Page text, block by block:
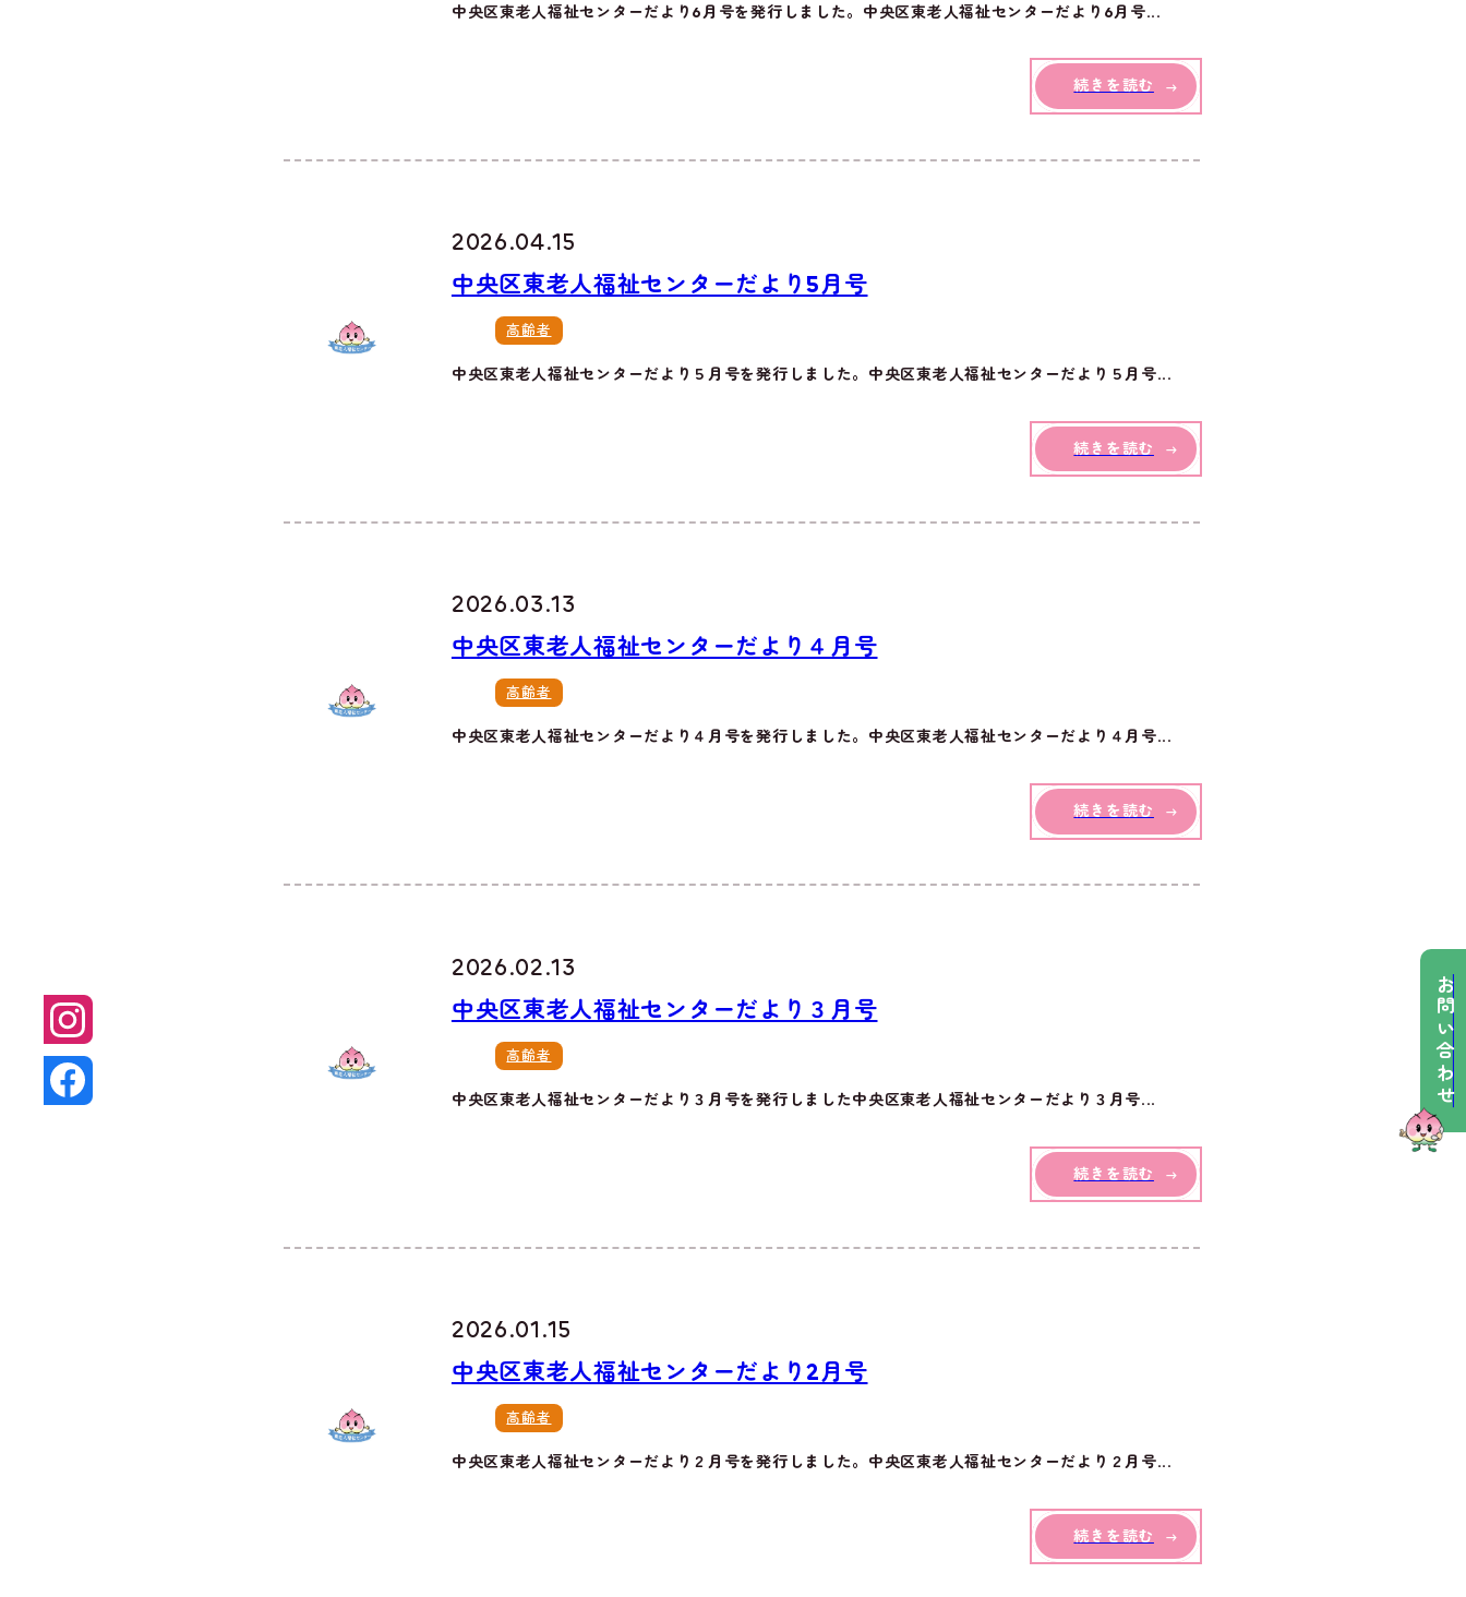
お問い合わせ
中央区東老人福祉センターだより6月号を発行しました。中央区東老人福祉センターだより6月号...
続きを読む
2026.04.15
中央区東老人福祉センターだより5月号
高齢者
中央区東老人福祉センターだより５月号を発行しました。中央区東老人福祉センターだより５月号...
続きを読む
2026.03.13
中央区東老人福祉センターだより４月号
高齢者
中央区東老人福祉センターだより４月号を発行しました。中央区東老人福祉センターだより４月号...
続きを読む
2026.02.13
中央区東老人福祉センターだより３月号
高齢者
中央区東老人福祉センターだより３月号を発行しました中央区東老人福祉センターだより３月号...
続きを読む
2026.01.15
中央区東老人福祉センターだより2月号
高齢者
中央区東老人福祉センターだより２月号を発行しました。中央区東老人福祉センターだより２月号...
続きを読む